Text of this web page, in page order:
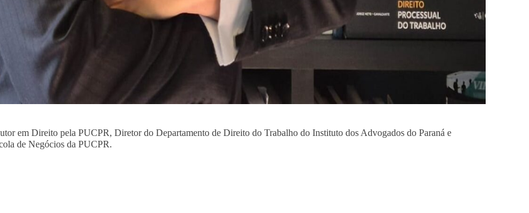
em Direito pela PUCPR, Diretor do Departamento de Direito do Trabalho do Instituto dos Advogados do Paraná e
de Negócios da PUCPR.